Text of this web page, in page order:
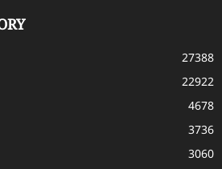
27388
22922
4678
3736
3060